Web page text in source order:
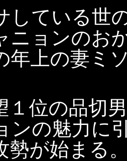
している世
ニョンのお
年上の妻ミ
１位の品切
ンの魅力に
勢が始まる